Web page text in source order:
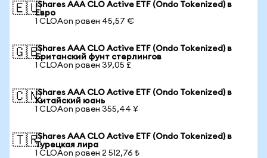
🇪🇺iShares AAA CLO Active ETF (Ondo Tokenized) в
Евро
1 CLOAon равен 45,57 €
🇬🇧iShares AAA CLO Active ETF (Ondo Tokenized) в
Британский фунт стерлингов
1 CLOAon равен 39,05 £
🇨🇳iShares AAA CLO Active ETF (Ondo Tokenized) в
Китайский юань
1 CLOAon равен 355,44 ¥
🇹🇷iShares AAA CLO Active ETF (Ondo Tokenized) в
Турецкая лира
1 CLOAon равен 2 512,76 ₺